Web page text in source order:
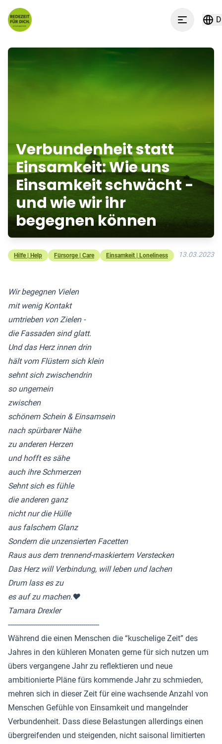
Menu
Verbundenheit statt
Einsamkeit: Wie uns
Einsamkeit schwächt -
und wie wir ihr
begegnen können
Hilfe | Help Fürsorge | Care Einsamkeit | Loneliness 13.03.2023
Wir begegnen Vielen
mit wenig Kontakt
umtrieben von Zielen -
die Fassaden sind glatt.
Und das Herz innen drin
hält vom Flüstern sich klein
sehnt sich zwischendrin
so ungemein
zwischen
schönem Schein & Einsamsein
nach spürbarer Nähe
zu anderen Herzen
und hofft es sähe
auch ihre Schmerzen
Sehnt sich es fühle
die anderen ganz
nicht nur die Hülle
aus falschem Glanz
Sondern die unzensierten Facetten
Raus aus dem trennend-maskiertem Verstecken
Das Herz will Verbindung, will leben und lachen
Drum lass es zu
es auf zu machen.❤️
Tamara Drexler
----------------------------------------------
Während die einen Menschen die “kuschelige Zeit” des
Jahres in den kühleren Monaten gerne für sich nutzen um
übers vergangene Jahr zu reflektieren und neue
ambitionierte Pläne fürs kommende Jahr zu schmieden,
mehren sich in dieser Zeit für eine wachsende Anzahl von
Menschen Gefühle von Einsamkeit und mangelnder
Verbundenheit. Dass diese Belastungen allerdings einen
übergreifenden und steigenden, nicht saisonal limitierten